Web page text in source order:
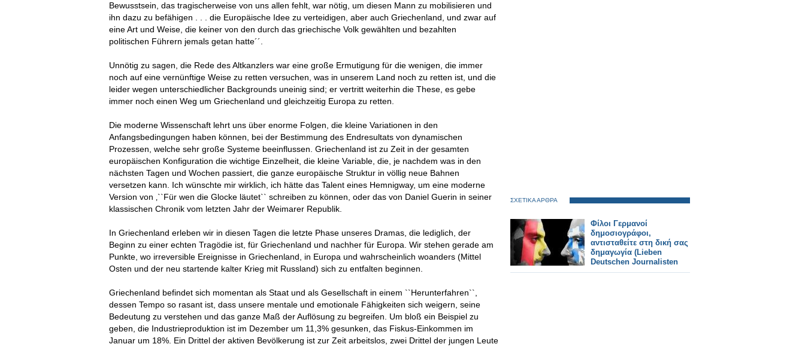
Bewusstsein, das tragischerweise von uns allen fehlt, war nötig, um diesen Mann zu mobilisieren und
ihn dazu zu befähigen . . . die Europäische Idee zu verteidigen, aber auch Griechenland, und zwar auf
eine Art und Weise, die keiner von den durch das griechische Volk gewählten und bezahlten
politischen Führern jemals getan hatte´´.
Unnötig zu sagen, die Rede des Altkanzlers war eine große Ermutigung für die wenigen, die immer
noch auf eine vernünftige Weise zu retten versuchen, was in unserem Land noch zu retten ist, und die
leider wegen unterschiedlicher Backgrounds uneinig sind; er vertritt weiterhin die These, es gebe
immer noch einen Weg um Griechenland und gleichzeitig Europa zu retten.
Die moderne Wissenschaft lehrt uns über enorme Folgen, die kleine Variationen in den
Anfangsbedingungen haben können, bei der Bestimmung des Endresultats von dynamischen
Prozessen, welche sehr große Systeme beeinflussen. Griechenland ist zu Zeit in der gesamten
europäischen Konfiguration die wichtige Einzelheit, die kleine Variable, die, je nachdem was in den
nächsten Tagen und Wochen passiert, die ganze europäische Struktur in völlig neue Bahnen
versetzen kann. Ich wünschte mir wirklich, ich hätte das Talent eines Hemnigway, um eine moderne
Version von ‚``Für wen die Glocke läutet`` schreiben zu können, oder das von Daniel Guerin in seiner
klassischen Chronik vom letzten Jahr der Weimarer Republik.
In Griechenland erleben wir in diesen Tagen die letzte Phase unseres Dramas, die lediglich, der
Beginn zu einer echten Tragödie ist, für Griechenland und nachher für Europa. Wir stehen gerade am
Punkte, wo irreversible Ereignisse in Griechenland, in Europa und wahrscheinlich woanders (Mittel
Osten und der neu startende kalter Krieg mit Russland) sich zu entfalten beginnen.
Griechenland befindet sich momentan als Staat und als Gesellschaft in einem ``Herunterfahren``,
dessen Tempo so rasant ist, dass unsere mentale und emotionale Fähigkeiten sich weigern, seine
Bedeutung zu verstehen und das ganze Maß der Auflösung zu begreifen. Um bloß ein Beispiel zu
geben, die Industrieproduktion ist im Dezember um 11,3% gesunken, das Fiskus-Einkommen im
Januar um 18%. Ein Drittel der aktiven Bevölkerung ist zur Zeit arbeitslos, zwei Drittel der jungen Leute
ΣΧΕΤΙΚΑ ΑΡΘΡΑ
Φίλοι Γερμανοί
δημοσιογράφοι,
αντισταθείτε στη δική σας
δημαγωγία (Lieben
Deutschen Journalisten
widerstehen in Ihrem